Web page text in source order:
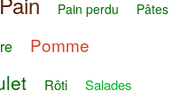
Pain perdu Pâtes
Pomme
Rôti Salades